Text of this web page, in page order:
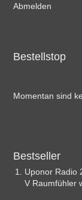
Abmelden
Bestellstop
Momentan sind
Bestseller
Uponor Radio
V Raumfühler